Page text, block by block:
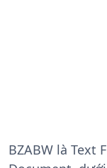
BZABW là Text